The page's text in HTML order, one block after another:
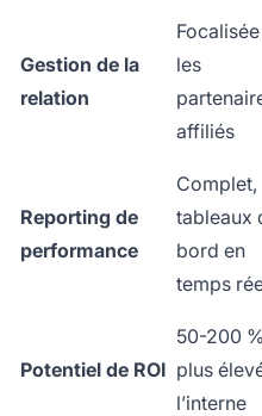
Gestion de la
relation
les
affiliés
Reporting de
performance
Complet,
tableaux
bord en
temps
Potentiel de ROI
50-200 %
plus
l’interne